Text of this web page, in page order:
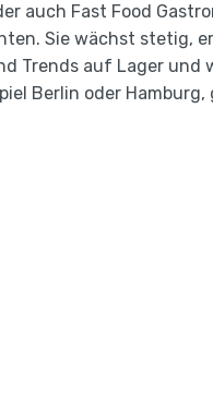
auch Fast Food
Sie wächst stetig,
Trends auf Lager und
Berlin oder